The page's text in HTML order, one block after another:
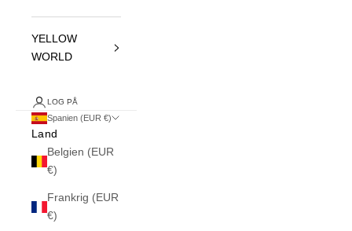
YELLOW
WORLD
LOG PÅ
Spanien (EUR €)
Land
Belgien (EUR
€)
Frankrig (EUR
€)